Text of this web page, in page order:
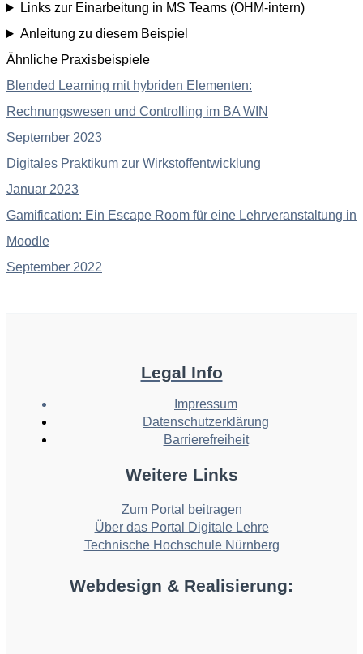
Links zur Einarbeitung in MS Teams (OHM-intern)
Anleitung zu diesem Beispiel
Ähnliche Praxisbeispiele
Blended Learning mit hybriden Elementen:
Rechnungswesen und Controlling im BA WIN
September 2023
Digitales Praktikum zur Wirkstoffentwicklung
Januar 2023
Gamification: Ein Escape Room für eine Lehrveranstaltung in
Moodle
September 2022
Legal Info
Impressum
Datenschutzerklärung
Barrierefreiheit
Weitere Links
Zum Portal beitragen
Über das Portal Digitale Lehre
Technische Hochschule Nürnberg
Webdesign & Realisierung: